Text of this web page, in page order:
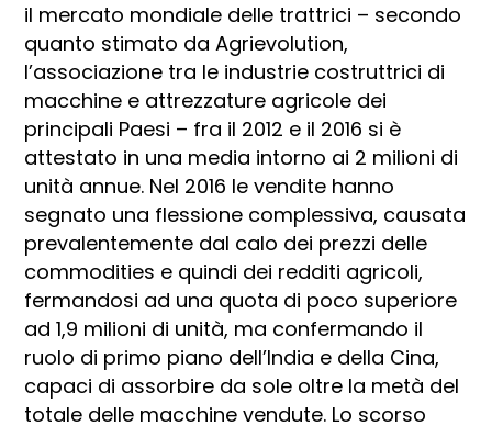
il mercato mondiale delle trattrici – secondo
quanto stimato da Agrievolution,
l’associazione tra le industrie costruttrici di
macchine e attrezzature agricole dei
principali Paesi – fra il 2012 e il 2016 si è
attestato in una media intorno ai 2 milioni di
unità annue. Nel 2016 le vendite hanno
segnato una flessione complessiva, causata
prevalentemente dal calo dei prezzi delle
commodities e quindi dei redditi agricoli,
fermandosi ad una quota di poco superiore
ad 1,9 milioni di unità, ma confermando il
ruolo di primo piano dell’India e della Cina,
capaci di assorbire da sole oltre la metà del
totale delle macchine vendute. Lo scorso